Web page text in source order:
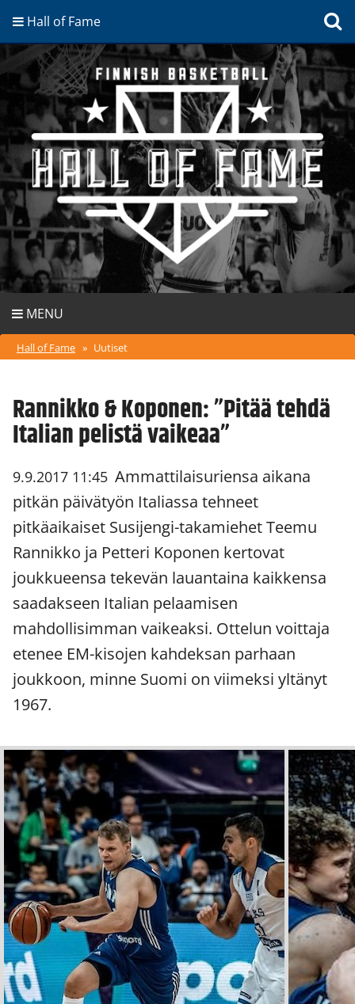
Hall of Fame
MENU
Hall of Fame » Uutiset
Rannikko & Koponen: ”Pitää tehdä
Italian pelistä vaikeaa”
9.9.2017 11:45 Ammattilaisuriensa aikana
pitkän päivätyön Italiassa tehneet
pitkäaikaiset Susijengi-takamiehet Teemu
Rannikko ja Petteri Koponen kertovat
joukkueensa tekevän lauantaina kaikkensa
saadakseen Italian pelaamisen
mahdollisimman vaikeaksi. Ottelun voittaja
etenee EM-kisojen kahdeksan parhaan
joukkoon, minne Suomi on viimeksi yltänyt
1967.